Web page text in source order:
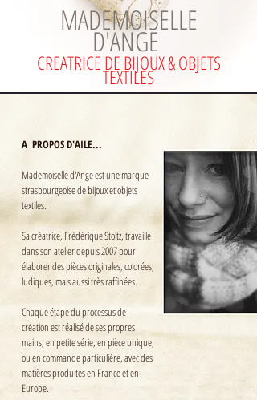
MADEMOISELLE
D'ANGE
CREATRICE DE BIJOUX & OBJETS
TEXTILES
A PROPOS D'AILE...
Mademoiselle d'Ange est une marque
strasbourgeoise de bijoux et objets
textiles.
Sa créatrice, Frédérique Stoltz, travaille
dans son atelier depuis 2007 pour
élaborer des pièces originales, colorées,
ludiques, mais aussi très raffinées.
Chaque étape du processus de
création est réalisé de ses propres
mains, en petite série, en pièce unique,
ou en commande particulière, avec des
matières produites en France et en
Europe.